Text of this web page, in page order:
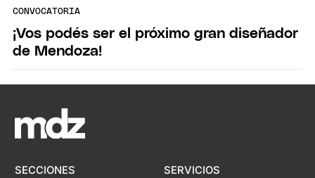
CONVOCATORIA
¡Vos podés ser el próximo gran diseñador
de Mendoza!
SECCIONES SERVICIOS